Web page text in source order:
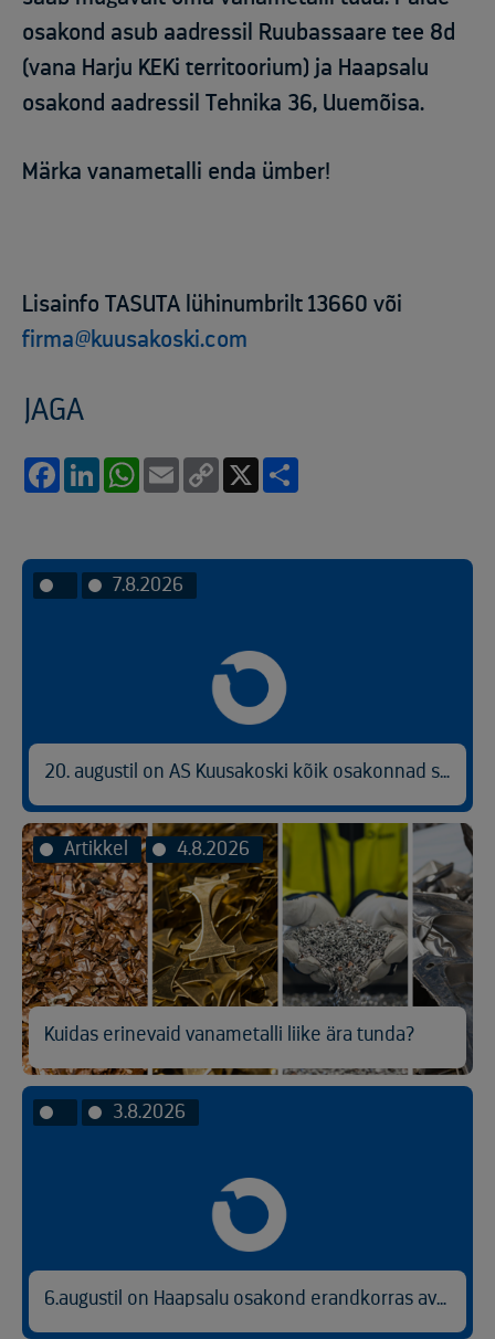
osakond asub aadressil Ruubassaare tee 8d
(vana Harju KEKi territoorium) ja Haapsalu
osakond aadressil Tehnika 36, Uuemõisa.
Märka vanametalli enda ümber!
Lisainfo TASUTA lühinumbrilt 13660 või
firma@kuusakoski.com
JAGA
FacebookLinkedInWhatsApp
Email
Copy
7.8.2026
20. augustil on AS Kuusakoski kõik osakonnad suletud
Artikkel 4.8.2026
Kuidas erinevaid vanametalli liike ära tunda?
3.8.2026